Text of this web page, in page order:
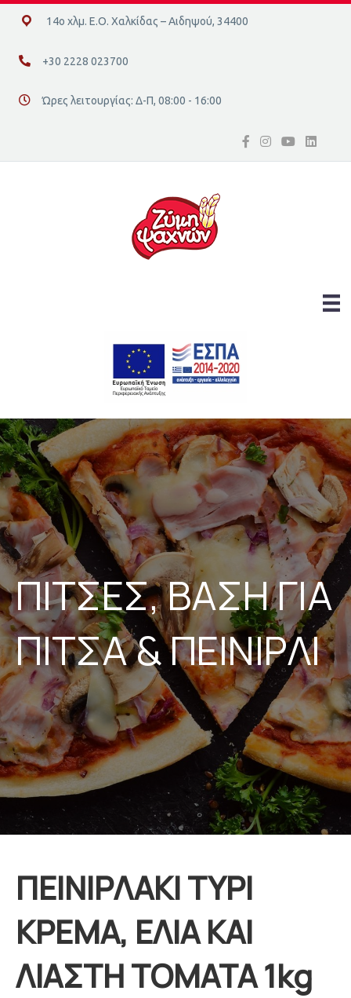
14ο χλμ. Ε.Ο. Χαλκίδας – Αιδηψού, 34400
14ο χλμ. Ε.Ο. Χαλκίδας – Αιδηψού, 34400
+30 2228 023700
+30 2228 023700
Διεύθυνση οδός 16, Ελλάδα
Ώρες λειτουργίας: Δ-Π, 08:00 - 16:00
ΠΙΤΣΕΣ, ΒΑΣΗ ΓΙΑ
ΠΙΤΣΑ & ΠΕΙΝΙΡΛΙ
ΠΕΙΝΙΡΛΑΚΙ ΤΥΡΙ
ΚΡΕΜΑ, ΕΛΙΑ ΚΑΙ
ΛΙΑΣΤΗ ΤΟΜΑΤΑ 1kg